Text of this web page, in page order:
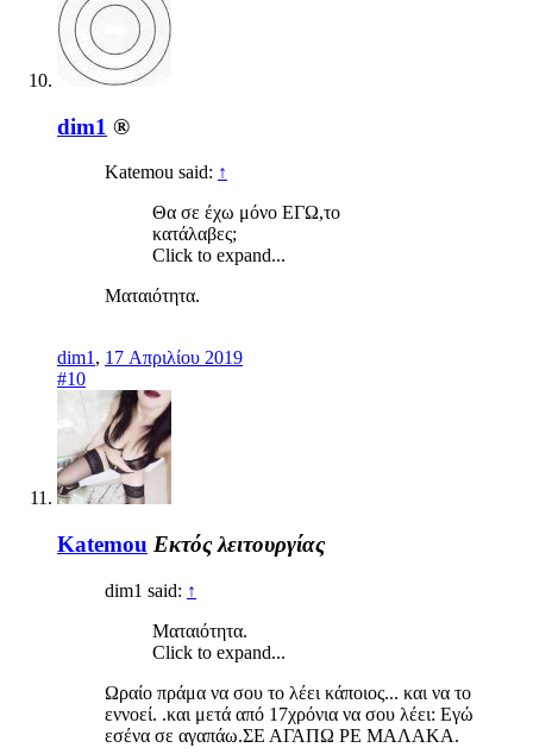
dim1 ®
Katemou said: ↑
Θα σε έχω μόνο ΕΓΩ,το
κατάλαβες;
Click to expand...
Ματαιότητα.
dim1 , 17 Απριλίου 2019
#10
Katemou Εκτός λειτουργίας
dim1 said: ↑
Ματαιότητα.
Click to expand...
Ωραίο πράμα να σου το λέει κάποιος... και να το
εννοεί. .και μετά από 17χρόνια να σου λέει: Εγώ
εσένα σε αγαπάω.ΣΕ ΑΓΑΠΩ ΡΕ ΜΑΛΑΚΑ.